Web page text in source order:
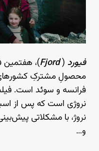
فیورد (
Fjord)، هفتمین
محصولِ مشترکِ کشورهای
فرانسه و سوئد است.
نروژی است که پس از
نروژ، با مشکلاتی
و…